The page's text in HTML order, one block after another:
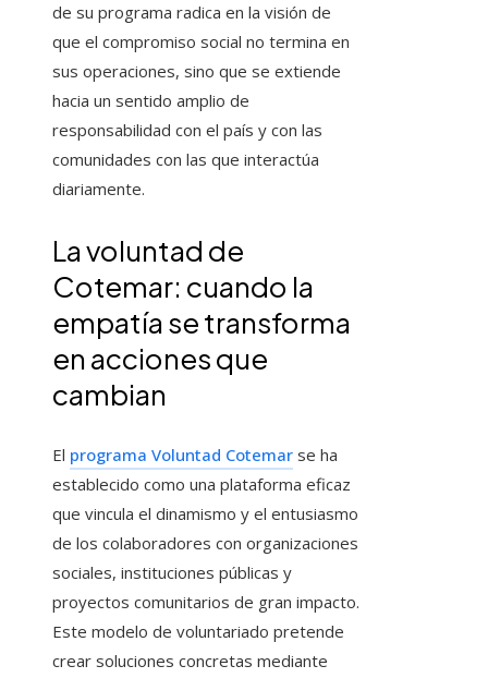
de su programa radica en la visión de
que el compromiso social no termina en
sus operaciones, sino que se extiende
hacia un sentido amplio de
responsabilidad con el país y con las
comunidades con las que interactúa
diariamente.
La voluntad de
Cotemar: cuando la
empatía se transforma
en acciones que
cambian
El programa Voluntad Cotemar se ha
establecido como una plataforma eficaz
que vincula el dinamismo y el entusiasmo
de los colaboradores con organizaciones
sociales, instituciones públicas y
proyectos comunitarios de gran impacto.
Este modelo de voluntariado pretende
crear soluciones concretas mediante